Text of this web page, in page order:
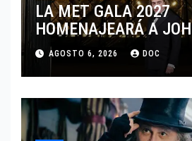
LA MET GALA 2027
HOMENAJEARÁ A
MARCANDO EL
DEL DRAMATISMO
AGOSTO 6, 2026 DOC